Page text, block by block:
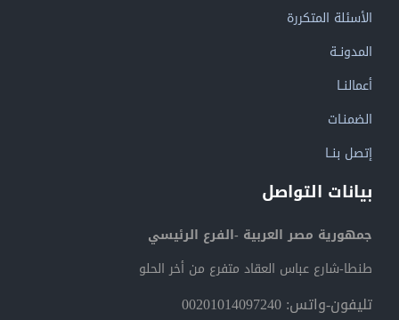
الأسئلة المتكررة
المدونــة
أعمالنــا
الضمنـات
إتصل بنــا
بيانات التواصل
جمهورية مصر العربية -الفرع الرئيسي
طنطا-شارع عباس العقاد متفرع من أخر الحلو
تليفون-واتس: 00201014097240